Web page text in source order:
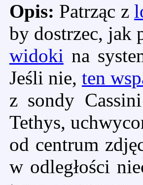
Opis: Patrząc z
by dostrzec, jak
widoki na
Jeśli nie, ten
z sondy
Tethys,
od centrum
w odległości